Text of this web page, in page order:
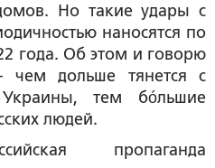
Но такие удары с
наносятся по
года. Об этом и говорю
дольше тянется с
тем бóльшие
людей.
пропаганда